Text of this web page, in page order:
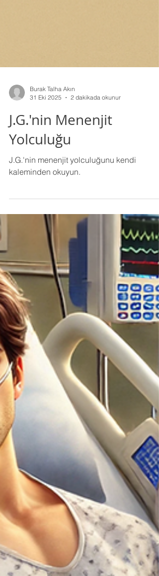
Burak Talha Akın
31 Eki 2025
J.G.'nin Menenjit
Yolculuğu
kaleminden okuyun.